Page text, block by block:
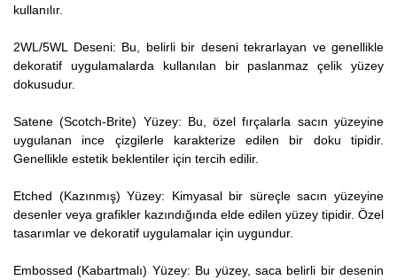
kullanılır.
2WL/5WL Deseni: Bu, belirli bir deseni tekrarlayan ve genellikle
dekoratif uygulamalarda kullanılan bir paslanmaz çelik yüzey
dokusudur.
Satene (Scotch-Brite) Yüzey: Bu, özel fırçalarla sacın yüzeyine
uygulanan ince çizgilerle karakterize edilen bir doku tipidir.
Genellikle estetik beklentiler için tercih edilir.
Etched (Kazınmış) Yüzey: Kimyasal bir süreçle sacın yüzeyine
desenler veya grafikler kazındığında elde edilen yüzey tipidir. Özel
tasarımlar ve dekoratif uygulamalar için uygundur.
Embossed (Kabartmalı) Yüzey: Bu yüzey, saca belirli bir desenin